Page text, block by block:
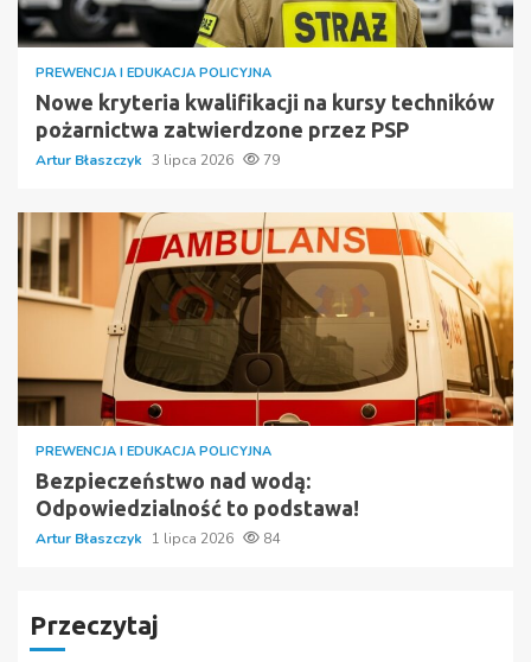
PREWENCJA I EDUKACJA POLICYJNA
Nowe kryteria kwalifikacji na kursy techników
pożarnictwa zatwierdzone przez PSP
Artur Błaszczyk 3 lipca 2026 79
PREWENCJA I EDUKACJA POLICYJNA
Bezpieczeństwo nad wodą:
Odpowiedzialność to podstawa!
Artur Błaszczyk 1 lipca 2026 84
Przeczytaj